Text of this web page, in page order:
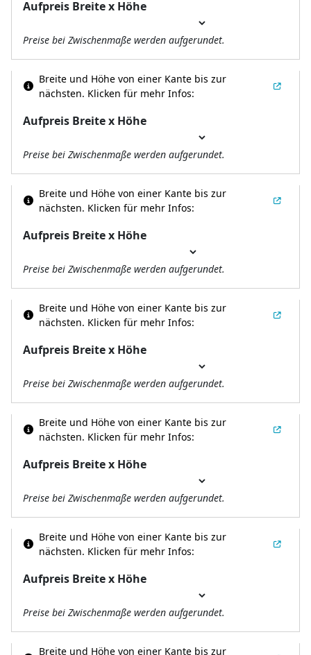
Aufpreis Breite x Höhe
Preise bei Zwischenmaße werden aufgerundet.
Aufpreis Breite x Höhe
Breite und Höhe von einer Kante bis zur
nächsten. Klicken für mehr Infos:
Preise bei Zwischenmaße werden aufgerundet.
Aufpreis Breite x Höhe
Breite und Höhe von einer Kante bis zur
nächsten. Klicken für mehr Infos:
Preise bei Zwischenmaße werden aufgerundet.
Aufpreis Breite x Höhe
Breite und Höhe von einer Kante bis zur
nächsten. Klicken für mehr Infos:
Preise bei Zwischenmaße werden aufgerundet.
Aufpreis Breite x Höhe
Breite und Höhe von einer Kante bis zur
nächsten. Klicken für mehr Infos:
Preise bei Zwischenmaße werden aufgerundet.
Aufpreis Breite x Höhe
Breite und Höhe von einer Kante bis zur
nächsten. Klicken für mehr Infos:
Preise bei Zwischenmaße werden aufgerundet.
Breite und Höhe von einer Kante bis zur